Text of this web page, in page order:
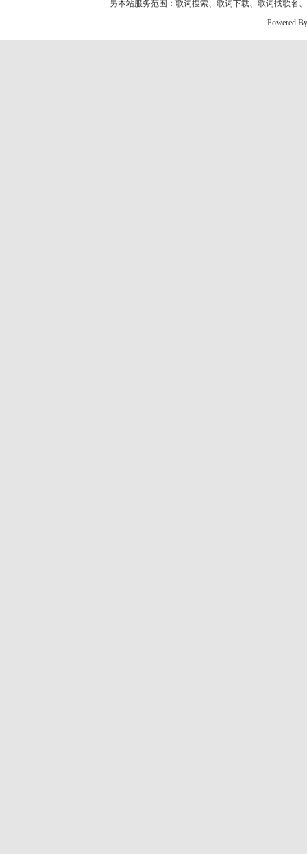
另本站服务范围： 歌词搜索、 歌词下载、 歌词找歌名 、
Powered